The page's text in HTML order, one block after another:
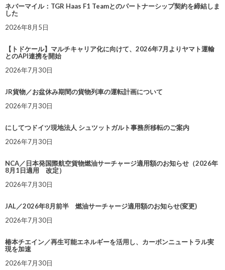
ネバーマイル：TGR Haas F1 Teamとのパートナーシップ契約を締結しま
した
2026年8月5日
【トドケール】マルチキャリア化に向けて、2026年7月よりヤマト運輸
とのAPI連携を開始
2026年7月30日
JR貨物／お盆休み期間の貨物列車の運転計画について
2026年7月30日
にしてつドイツ現地法人 シュツットガルト事務所移転のご案内
2026年7月30日
NCA／日本発国際航空貨物燃油サーチャージ適用額のお知らせ（2026年
8月1日適用 改定）
2026年7月30日
JAL／2026年8月前半 燃油サーチャージ適用額のお知らせ(変更)
2026年7月30日
椿本チエイン／再生可能エネルギーを活用し、カーボンニュートラル実
現を加速
2026年7月30日